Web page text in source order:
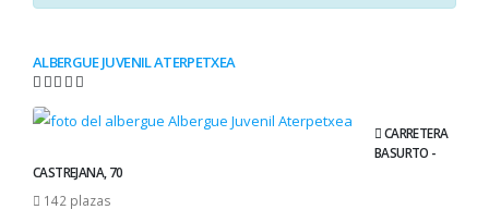
ALBERGUE JUVENIL ATERPETXEA
CARRETERA
BASURTO -
CASTREJANA, 70
142 plazas